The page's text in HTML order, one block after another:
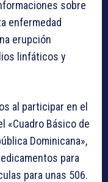
sobre
enfermedad
erupción
linfáticos y
al participar en el
«Cuadro Básico de
Dominicana»,
para
para unas 506.